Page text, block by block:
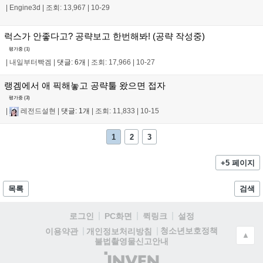
Engine3d 조회: 13,967 10-29
럭스가 안좋다고? 공략보고 한번해봐! (공략 작성중)
평가중 (1)
| 내일부터빡겜 | 댓글: 6개 | 조회: 17,966 | 10-27
랭겜에서 애 픽해놓고 공략툴 왔으면 접자
평가중 (3)
레전드설현 댓글: 1개 조회: 11,833 10-15
1 2 3
+5 페이지
목록 검색
로그인 PC화면 퀵링크
설정
이용약관
개인정보처리방침
청소년보호정책
불법촬영물신고안내
(주)
▲